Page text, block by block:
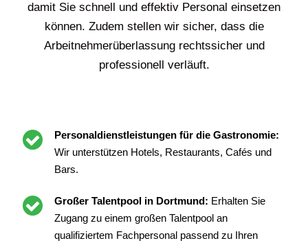
damit Sie schnell und effektiv Personal einsetzen
können. Zudem stellen wir sicher, dass die
Arbeitnehmerüberlassung rechtssicher und
professionell verläuft.
Personaldienstleistungen für die Gastronomie:
Wir unterstützen Hotels, Restaurants, Cafés und
Bars.
Großer Talentpool in Dortmund: Erhalten Sie
Zugang zu einem großen Talentpool an
qualifiziertem Fachpersonal passend zu Ihren